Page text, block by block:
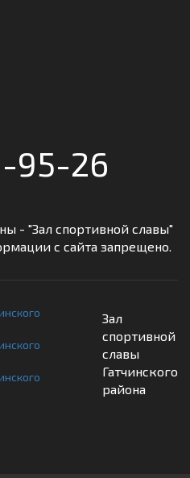
95-26
- "Зал спортивной славы"
с сайта запрещено.
Зал
спортивной
славы
Гатчинского
района